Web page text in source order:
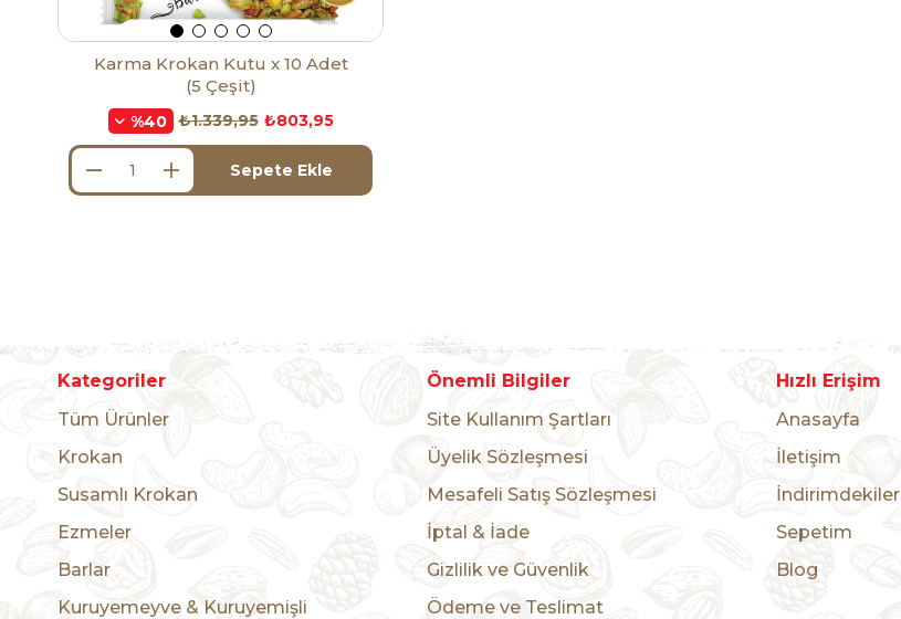
Karma Krokan Kutu x 10 Adet
(5 Çeşit)
%40 ₺803,95
₺1.339,95
Sepete Ekle
Kategoriler
Tüm Ürünler
Krokan
Susamlı Krokan
Ezmeler
Barlar
Kuruyemeyve & Kuruyemişli
Önemli Bilgiler
Site Kullanım Şartları
Üyelik Sözleşmesi
Mesafeli Satış Sözleşmesi
İptal & İade
Gizlilik ve Güvenlik
Ödeme ve Teslimat
Hızlı Erişim
Anasayfa
İletişim
İndirimdekiler
Sepetim
Blog